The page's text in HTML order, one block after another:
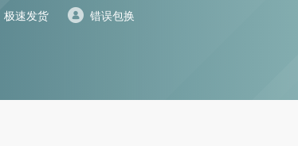
极速发货 错误包换